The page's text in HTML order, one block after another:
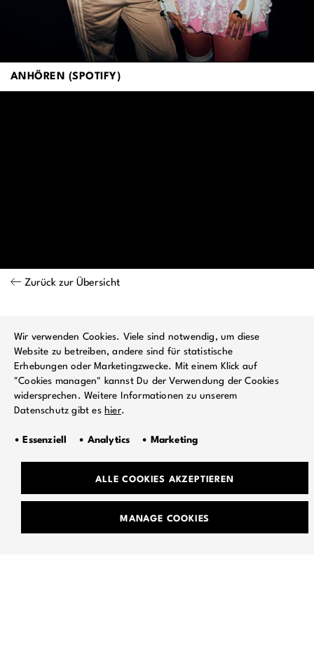
ANHÖREN (SPOTIFY)
Zurück zur Übersicht
Wir verwenden Cookies. Viele sind notwendig, um diese
Website zu betreiben, andere sind für statistische
Erhebungen oder Marketingzwecke. Mit einem Klick auf
"Cookies managen" kannst Du der Verwendung der Cookies
widersprechen. Weitere Informationen zu unserem
Datenschutz gibt es hier.
• Essenziell • Analytics • Marketing
ALLE COOKIES AKZEPTIEREN
MANAGE COOKIES